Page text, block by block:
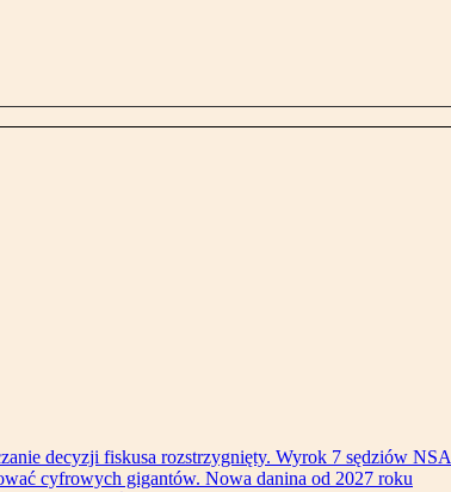
decyzji fiskusa rozstrzygnięty. Wyrok 7 sędziów NSA
cyfrowych gigantów. Nowa danina od 2027 roku